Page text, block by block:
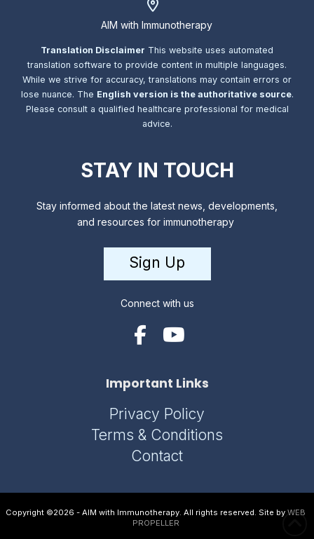
AIM with Immunotherapy
Translation Disclaimer This website uses automated
translation software to provide content in multiple languages.
While we strive for accuracy, translations may contain errors or
lose nuance. The English version is the authoritative source.
Please consult a qualified healthcare professional for medical
advice.
STAY IN TOUCH
Stay informed about the latest news, developments,
and resources for immunotherapy
Sign Up
Connect with us
Important Links
Privacy Policy
Terms & Conditions
Contact
Copyright ©2026 - AIM with Immunotherapy. All rights reserved. Site byWEB
PROPELLER